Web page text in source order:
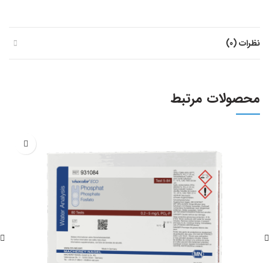
نظرات (0)
محصولات مرتبط